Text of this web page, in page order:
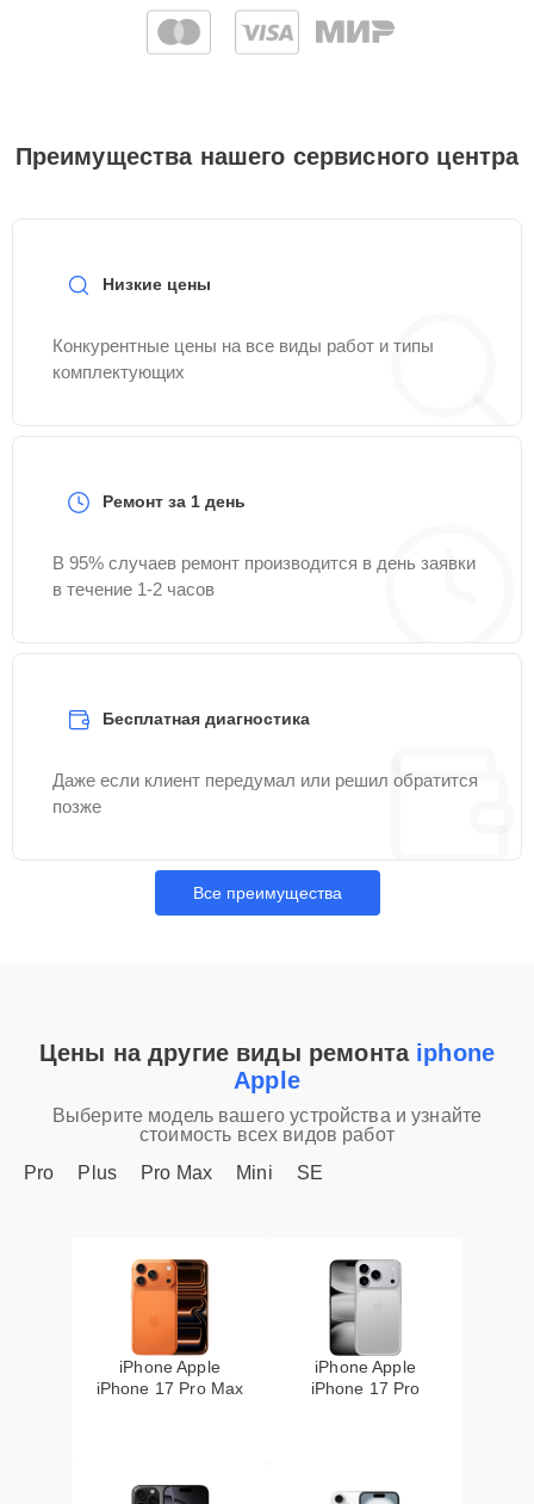
Преимущества нашего сервисного центра
Низкие цены
Конкурентные цены на все виды работ и типы
комплектующих
Ремонт за 1 день
В 95% случаев ремонт производится в день заявки
в течение 1-2 часов
Бесплатная диагностика
Даже если клиент передумал или решил обратится
позже
Все преимущества
Цены на другие виды ремонта iphone
Apple
Выберите модель вашего устройства и узнайте
стоимость всех видов работ
Pro
Plus Pro Max Mini SE
iPhone Apple
iPhone 17 Pro Max
iPhone Apple
iPhone 17 Pro